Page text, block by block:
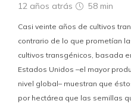
12 años atrás
58 min
Casi veinte años de cultivos
contrario de lo que prometían
cultivos transgénicos, basada
Estados Unidos –el mayor
nivel global– muestran que
por hectárea que las semillas